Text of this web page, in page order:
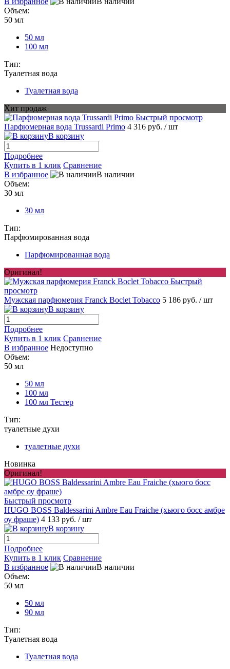
Объем:
50 мл
50 мл
100 мл
Тип:
Туалетная вода
Туалетная вода
Хит продаж
Быстрый просмотр
Парфюмерная вода Trussardi Primo 4 316 руб. / шт
В корзину
Подробнее
Купить в 1 клик Сравнение
В избранное
В наличии
Объем:
30 мл
30 мл
Тип:
Парфюмированная вода
Парфюмированная вода
Оригинал!
Быстрый
просмотр
Мужская парфюмерия Franck Boclet Tobacco 5 186 руб. / шт
В корзину
Подробнее
Купить в 1 клик Сравнение
В избранное Недоступно
Объем:
50 мл
50 мл
100 мл
100 мл Тестер
Тип:
туалетные духи
туалетные духи
Новинка
Оригинал!
Быстрый просмотр
HUGO BOSS Baldessarini Ambre Eau Fraiche (хьюго босс амбре
оу фраше) 4 133 руб. / шт
В корзину
Подробнее
Купить в 1 клик Сравнение
В избранное
В наличии
Объем:
50 мл
50 мл
90 мл
Тип:
Туалетная вода
Туалетная вода